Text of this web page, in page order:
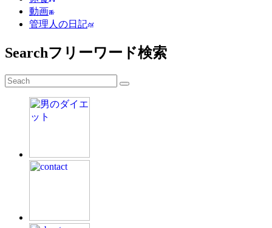
動画
管理人の日記
Searchフリーワード検索